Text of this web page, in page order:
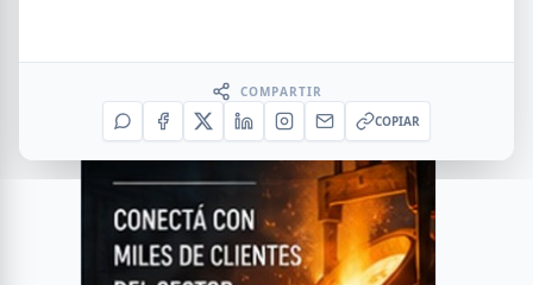
COMPARTIR
COPIAR